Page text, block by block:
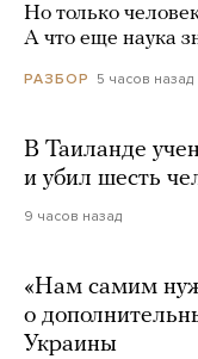
Но только
А что еще наука
РАЗБОР 5 часов назад
В Таиланде
и убил шесть
9 часов назад
«Нам самим
о
Украины